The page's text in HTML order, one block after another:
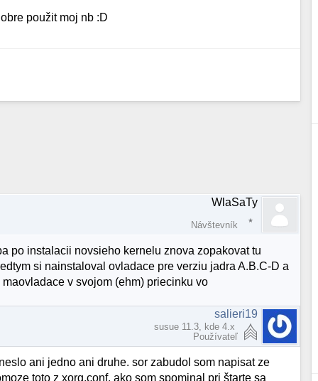
použit moj nb :D
WlaSaTy
Návštevník
po instalacii novsieho kernelu znova zopakovat tu
si nainstaloval ovladace pre verziu jadra A.B.C-D a
v svojom (ehm) priecinku vo
salieri19
susue 11.3, kde 4.x
Používateľ
ani jedno ani druhe. sor zabudol som napisat ze
toto z xorg.conf. ako som spominal pri štarte sa